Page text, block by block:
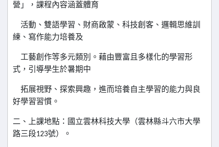
營」，課程內容涵蓋體育
活動、雙語學習、財商啟蒙、科技創客、邏輯思維訓
練、寫作能力培養及
工藝創作等多元類別。藉由豐富且多樣化的學習形
式，引導學生於暑期中
拓展視野、探索興趣，進而培養自主學習的能力與良
好學習習慣。
二、上課地點：國立雲林科技大學（雲林縣斗六市大學
路三段123號）。